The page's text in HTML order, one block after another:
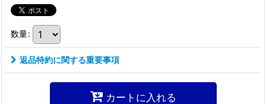
数量:
返品特約に関する重要事項
カートに入れる